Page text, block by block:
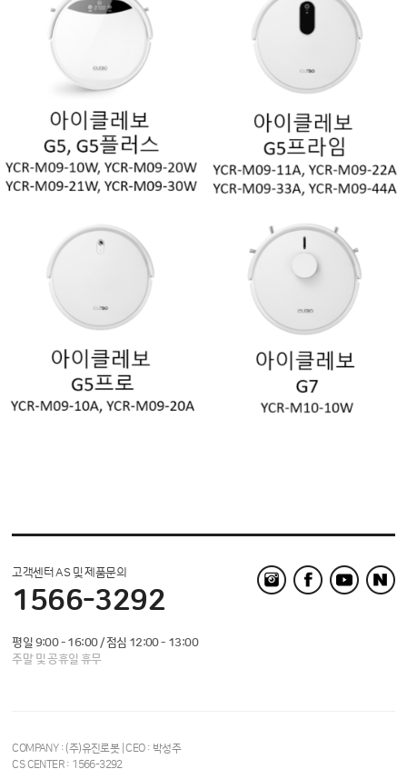
고객센터 AS 및 제품문의
1566-3292
평일 9:00 - 16:00 / 점심 12:00 - 13:00
주말 및 공휴일 휴무
COMPANY : (주)유진로봇 | CEO : 박성주
CS CENTER : 1566-3292